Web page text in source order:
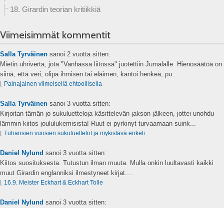
18. Girardin teorian kritiikkiä
Viimeisimmät kommentit
Salla Tyrväinen sanoi 2 vuotta sitten:
Mietin uhriverta, jota "Vanhassa liitossa" juotettiin Jumalalle. Hienosäätöä on
siinä, että veri, olipa ihmisen tai eläimen, kantoi henkeä, pu...
Painajainen viimeisellä ehtoollisella
Salla Tyrväinen sanoi 3 vuotta sitten:
Kirjoitan tämän jo sukuluetteloja käsittelevän jakson jälkeen, jottei unohdu -
lämmin kiitos joululukemisista! Ruut ei pyrkinyt turvaamaan suink...
Tuhansien vuosien sukuluettelot ja mykistävä enkeli
Daniel Nylund sanoi 3 vuotta sitten:
Kiitos suosituksesta. Tutustun ilman muuta. Mulla onkin luultavasti kaikki
muut Girardin englanniksi ilmestyneet kirjat....
16.9. Meister Eckhart & Eckhart Tolle
Daniel Nylund sanoi 3 vuotta sitten: